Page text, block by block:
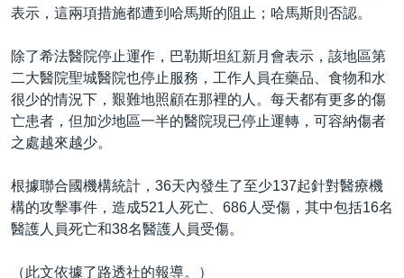
表示，這兩項措施都遭到哈馬斯的阻止；哈馬斯則否認。
除了希法醫院停止運作，巴勒斯坦紅新月會表示，該地區第
二大醫院聖城醫院也停止服務，工作人員在藥品、食物和水
很少的情況下，艱難地照顧在那裡的人。每天都有更多的傷
亡患者，但加沙地區一半的醫院現已停止運轉，可容納傷者
之處越來越少。
根據聯合國機構統計，36天內發生了至少137起針對醫療機
構的攻擊事件，造成521人死亡、686人受傷，其中包括16名
醫護人員死亡和38名醫護人員受傷。
（此文依據了路透社的報導。）